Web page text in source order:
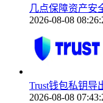
几点保障资产安
2026-08-08
Trust钱包私钥导
2026-08-08